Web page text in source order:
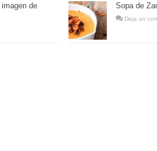
de
Sopa de
Deja un